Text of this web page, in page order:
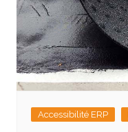
Accessibilité ERP